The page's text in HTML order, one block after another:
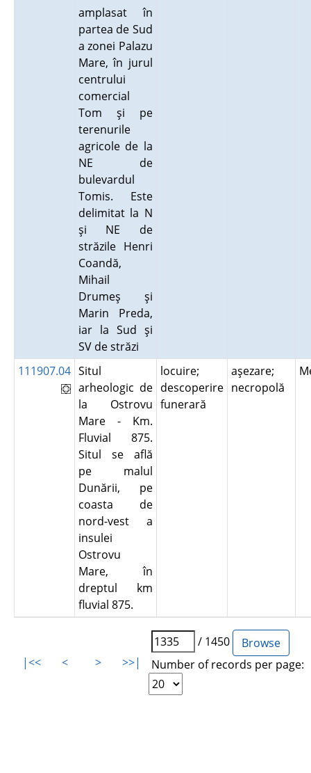
amplasat în
partea de Sud
a zonei Palazu
Mare, în jurul
centrului
comercial
Tom şi pe
terenurile
agricole de la
NE de
bulevardul
Tomis. Este
delimitat la N
şi NE de
străzile Henri
Coandă,
Mihail
Drumeş şi
Marin Preda,
iar la Sud şi
SV de străzi
111907.04 Situl
arheologic de
la Ostrovu
Mare - Km.
Fluvial 875.
Situl se află
pe malul
Dunării, pe
coasta de
nord-vest a
insulei
Ostrovu
Mare, în
dreptul km
fluvial 875.
locuire;
descoperire
funerară
aşezare;
necropolă
|<< < > >>|
/ 1450
Number of records per page: